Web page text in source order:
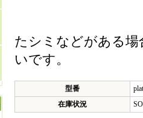
たシミなどがある
いです。
型番
在庫状況